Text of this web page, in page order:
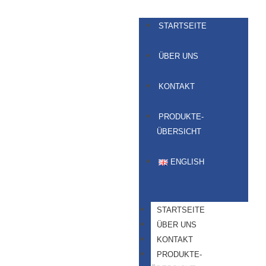
STARTSEITE
ÜBER UNS
KONTAKT
PRODUKTE-
ÜBERSICHT
ENGLISH
STARTSEITE
ÜBER UNS
KONTAKT
PRODUKTE-